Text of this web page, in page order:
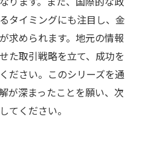
タイミングにも注目し、金
求められます。地元の情報
た取引戦略を立て、成功を
ださい。このシリーズを通
が深まったことを願い、次
てください。